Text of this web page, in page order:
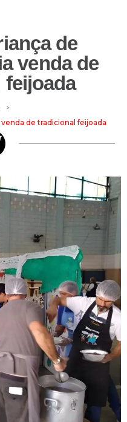
de
venda de
>
de tradicional feijoada